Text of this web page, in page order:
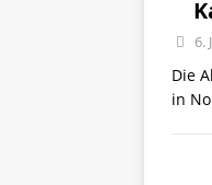
6.
Die
in